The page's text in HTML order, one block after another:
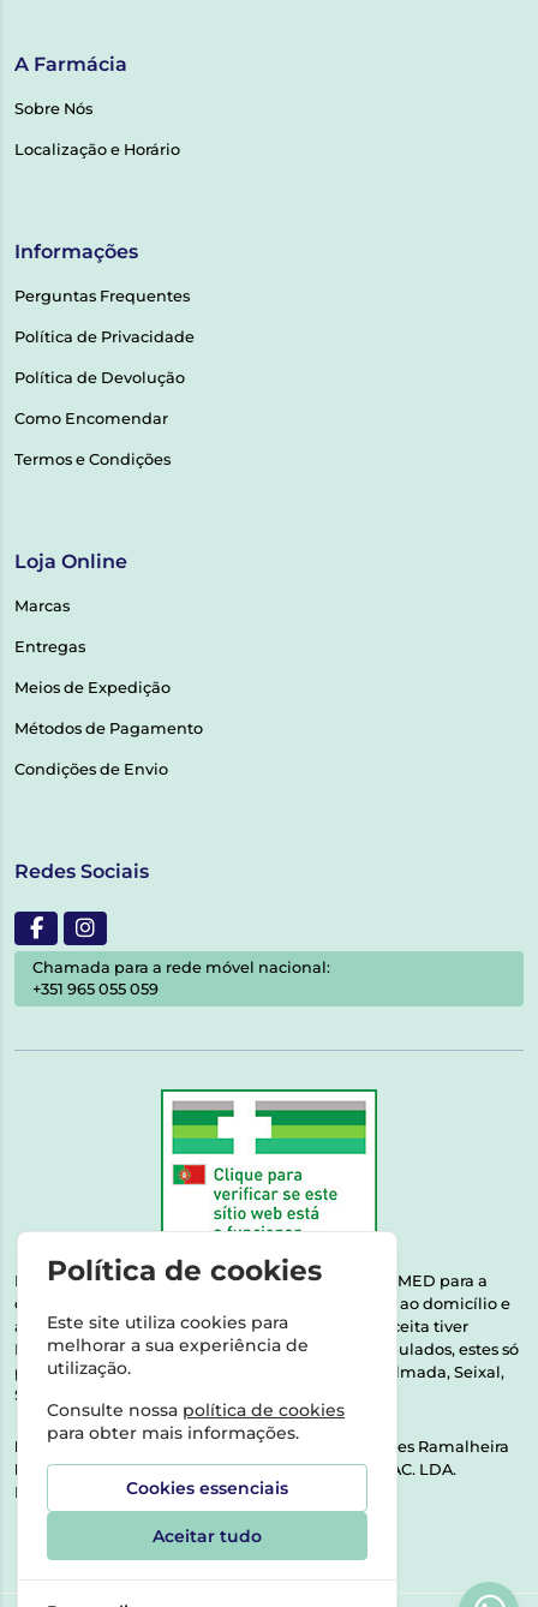
A Farmácia
Sobre Nós
Localização e Horário
Informações
Perguntas Frequentes
Política de Privacidade
Política de Devolução
Como Encomendar
Termos e Condições
Loja Online
Marcas
Entregas
Meios de Expedição
Métodos de Pagamento
Condições de Envio
Redes Sociais
Chamada para a rede móvel nacional:
+351 965 055 059
Esta farmácia encontra-se autorizada pelo INFARMED para a
dispensa de medicamentos e produtos de saúde ao domicílio e
através da internet. Medicamentos | Se na sua receita tiver
MSRM, MNSRM, MSRMV ou Medicamentos Manipulados, estes só
podem ser entregues nos seguintes concelhos: Almada, Seixal,
Sesimbra, Oeiras e Lisboa.
Direção Técnica:
Dra. Raquel Alexandra Fernandes Ramalheira
NIPC:513064133 | ASPAS E NÚMEROS SOC. FARMAC. LDA.
Rua dos Castanheiros 5 AB Feijó2810-036 Almada
Política de cookies
Este site utiliza cookies para
melhorar a sua experiência de
utilização.
Consulte nossa política de cookies
para obter mais informações.
Cookies essenciais
Aceitar tudo